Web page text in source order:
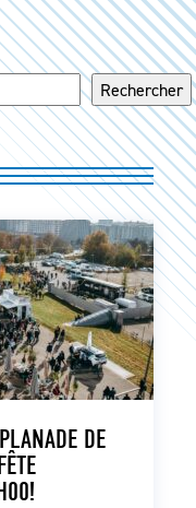
Rechercher
DE